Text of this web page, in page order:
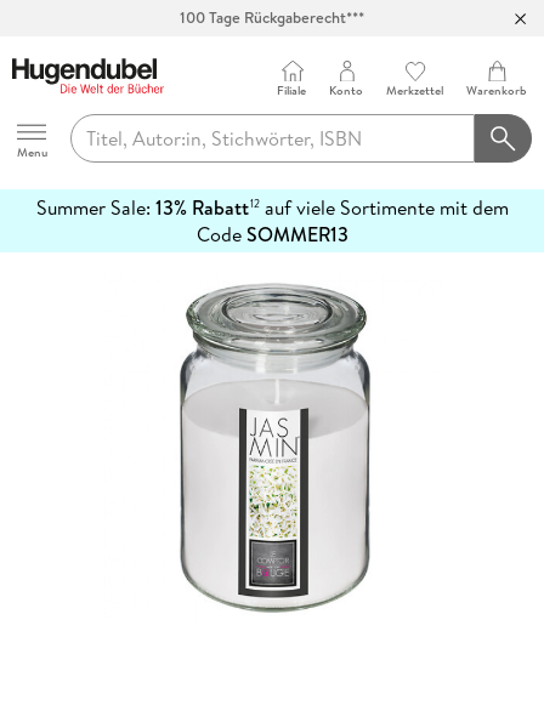
100 Tage Rückgaberecht***
Hugendubel
Menu
Filiale Konto Merkzettel Warenkorb
Summer Sale: 13% Rabatt12auf viele Sortimente mit dem
CodeSOMMER13
erfahren